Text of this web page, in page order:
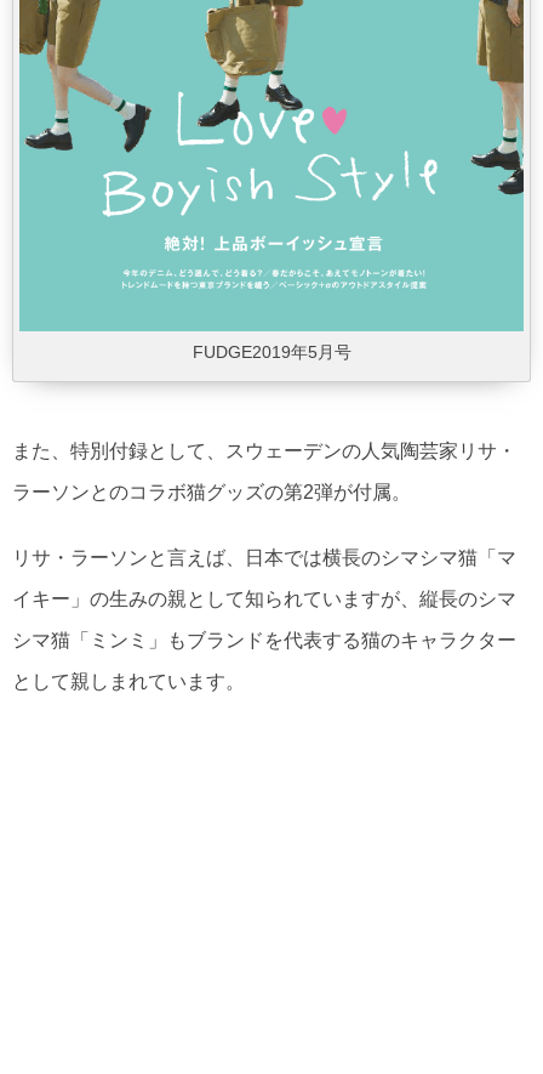
FUDGE2019年5月号
また、特別付録として、スウェーデンの人気陶芸家リサ・
ラーソンとのコラボ猫グッズの第2弾が付属。
リサ・ラーソンと言えば、日本では横長のシマシマ猫「マ
イキー」の生みの親として知られていますが、縦長のシマ
シマ猫「ミンミ」もブランドを代表する猫のキャラクター
として親しまれています。